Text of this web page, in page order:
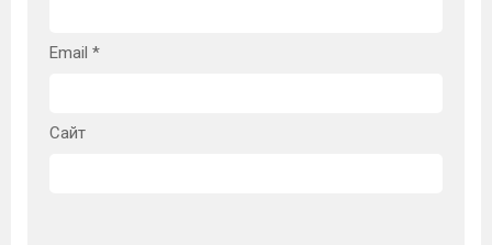
Email *
Сайт